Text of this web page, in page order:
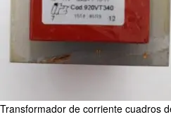
Transformador de corriente cuadros